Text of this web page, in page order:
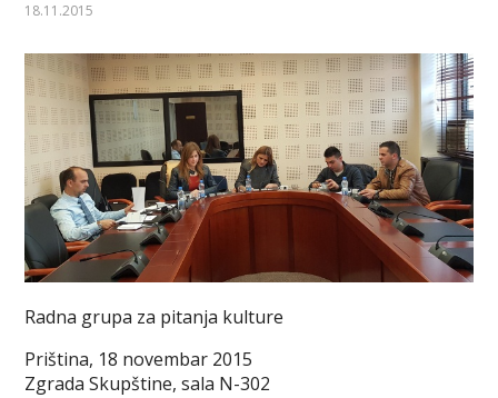
18.11.2015
Radna grupa za pitanja kulture
Priština, 18 novembar 2015
Zgrada Skupštine, sala N-302